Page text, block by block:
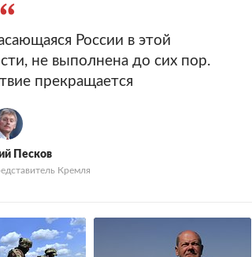
России в этой
не выполнена до сих пор.
прекращается
Песков
Кремля